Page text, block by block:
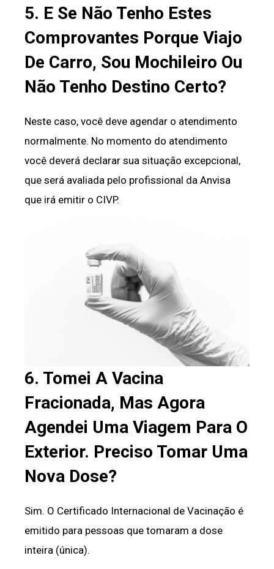
5. E Se Não Tenho Estes
Comprovantes Porque Viajo
De Carro, Sou Mochileiro Ou
Não Tenho Destino Certo?
Neste caso, você deve agendar o atendimento
normalmente. No momento do atendimento
você deverá declarar sua situação excepcional,
que será avaliada pelo profissional da Anvisa
que irá emitir o CIVP.
6. Tomei A Vacina
Fracionada, Mas Agora
Agendei Uma Viagem Para O
Exterior. Preciso Tomar Uma
Nova Dose?
Sim. O Certificado Internacional de Vacinação é
emitido para pessoas que tomaram a dose
inteira (única).